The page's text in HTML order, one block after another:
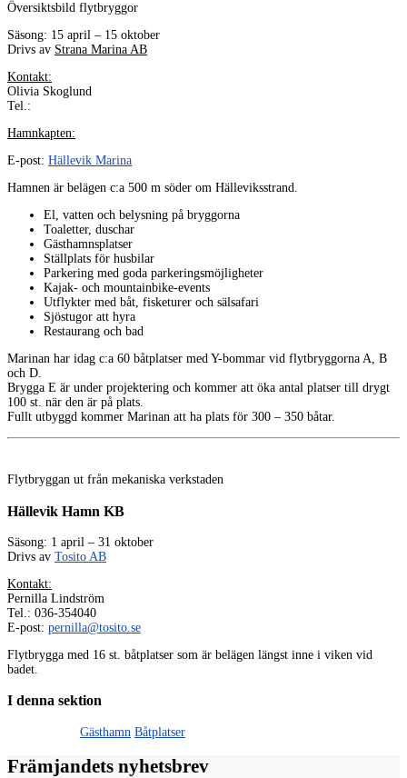
Översiktsbild flytbryggor
Säsong: 15 april – 15 oktober
Drivs av Strana Marina AB
Kontakt:
Olivia Skoglund
Tel.:
Hamnkapten:
E-post: Hällevik Marina
Hamnen är belägen c:a 500 m söder om Hälleviksstrand.
El, vatten och belysning på bryggorna
Toaletter, duschar
Gästhamnsplatser
Ställplats för husbilar
Parkering med goda parkeringsmöjligheter
Kajak- och mountainbike-events
Utflykter med båt, fisketurer och sälsafari
Sjöstugor att hyra
Restaurang och bad
Marinan har idag c:a 60 båtplatser med Y-bommar vid flytbryggorna A, B
och D.
Brygga E är under projektering och kommer att öka antal platser till drygt
100 st. när den är på plats.
Fullt utbyggd kommer Marinan att ha plats för 300 – 350 båtar.
Flytbryggan ut från mekaniska verkstaden
Hällevik Hamn KB
Säsong: 1 april – 31 oktober
Drivs av Tosito AB
Kontakt:
Pernilla Lindström
Tel.: 036-354040
E-post: pernilla@tosito.se
Flytbrygga med 16 st. båtplatser som är belägen längst inne i viken vid
badet.
I denna sektion
Gästhamn Båtplatser
Främjandets nyhetsbrev